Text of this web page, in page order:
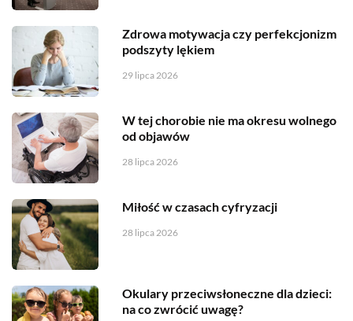
Zdrowa motywacja czy perfekcjonizm
podszyty lękiem
29 lipca 2026
W tej chorobie nie ma okresu wolnego
od objawów
28 lipca 2026
Miłość w czasach cyfryzacji
28 lipca 2026
Okulary przeciwsłoneczne dla dzieci:
na co zwrócić uwagę?